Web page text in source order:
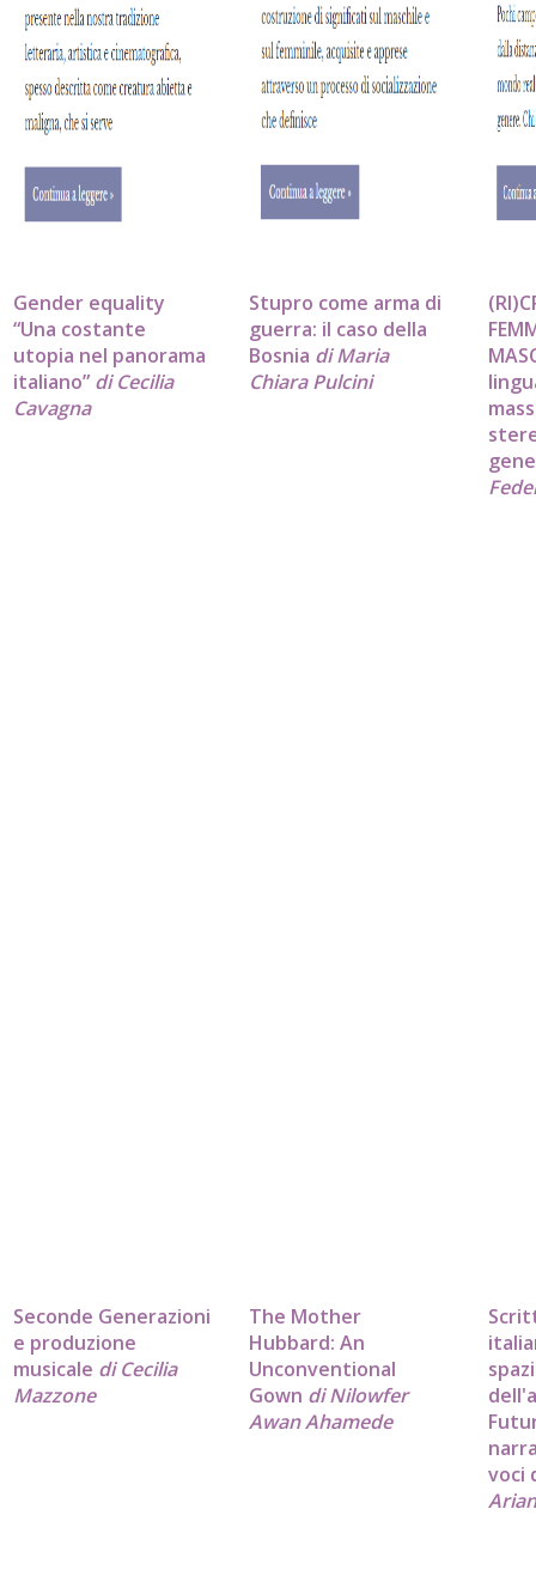
Gender equality
“Una costante
utopia nel panorama
italiano” di Cecilia
Cavagna
Stupro come arma di
guerra: il caso della
Bosnia di Maria
Chiara Pulcini
Seconde Generazioni
e produzione
musicale di Cecilia
Mazzone
The Mother
Hubbard: An
Unconventional
Gown di Nilowfer
Awan Ahamede
voci